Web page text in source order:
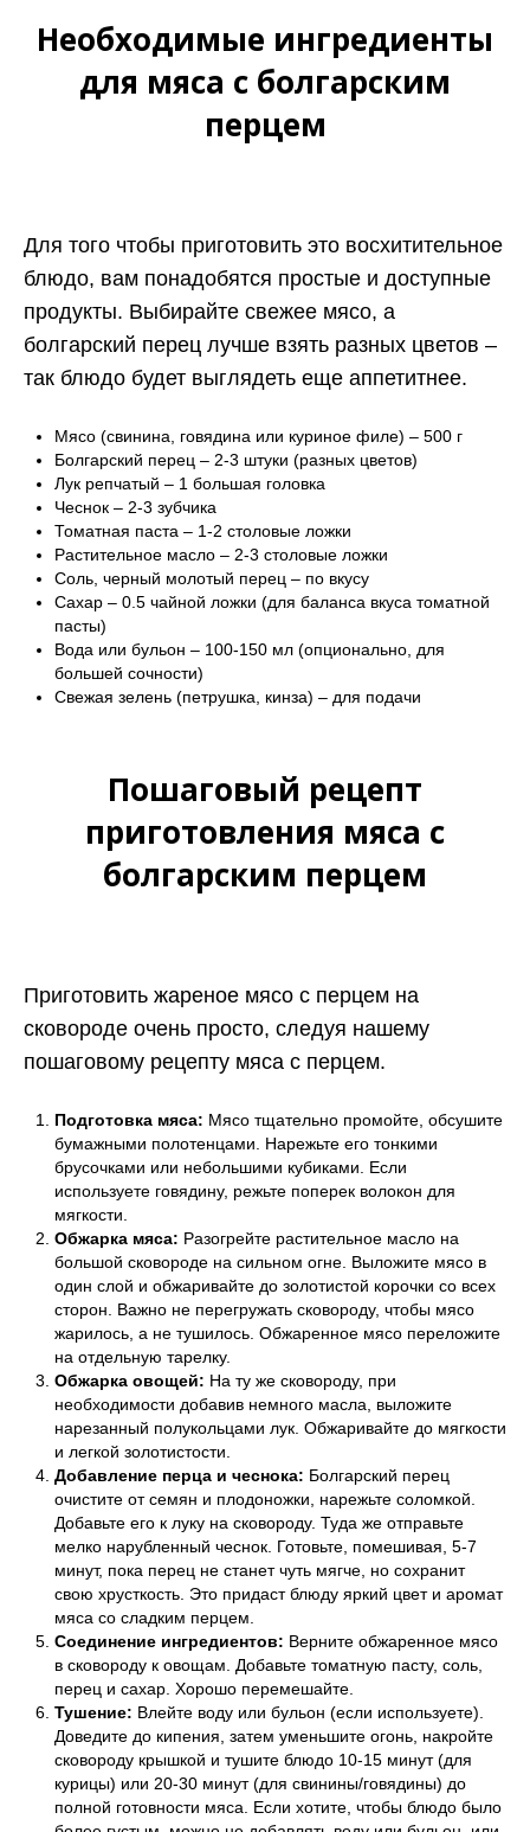
Необходимые ингредиенты
для мяса с болгарским
перцем
Для того чтобы приготовить это восхитительное
блюдо, вам понадобятся простые и доступные
продукты. Выбирайте свежее мясо, а
болгарский перец лучше взять разных цветов –
так блюдо будет выглядеть еще аппетитнее.
Мясо (свинина, говядина или куриное филе) – 500 г
Болгарский перец – 2-3 штуки (разных цветов)
Лук репчатый – 1 большая головка
Чеснок – 2-3 зубчика
Томатная паста – 1-2 столовые ложки
Растительное масло – 2-3 столовые ложки
Соль, черный молотый перец – по вкусу
Сахар – 0.5 чайной ложки (для баланса вкуса томатной
пасты)
Вода или бульон – 100-150 мл (опционально, для
большей сочности)
Свежая зелень (петрушка, кинза) – для подачи
Пошаговый рецепт
приготовления мяса с
болгарским перцем
Приготовить жареное мясо с перцем на
сковороде очень просто, следуя нашему
пошаговому рецепту мяса с перцем.
Подготовка мяса: Мясо тщательно промойте, обсушите
бумажными полотенцами. Нарежьте его тонкими
брусочками или небольшими кубиками. Если
используете говядину, режьте поперек волокон для
мягкости.
Обжарка мяса: Разогрейте растительное масло на
большой сковороде на сильном огне. Выложите мясо в
один слой и обжаривайте до золотистой корочки со всех
сторон. Важно не перегружать сковороду, чтобы мясо
жарилось, а не тушилось. Обжаренное мясо переложите
на отдельную тарелку.
Обжарка овощей: На ту же сковороду, при
необходимости добавив немного масла, выложите
нарезанный полукольцами лук. Обжаривайте до мягкости
и легкой золотистости.
Добавление перца и чеснока: Болгарский перец
очистите от семян и плодоножки, нарежьте соломкой.
Добавьте его к луку на сковороду. Туда же отправьте
мелко нарубленный чеснок. Готовьте, помешивая, 5-7
минут, пока перец не станет чуть мягче, но сохранит
свою хрусткость. Это придаст блюду яркий цвет и аромат
мяса со сладким перцем.
Соединение ингредиентов: Верните обжаренное мясо
в сковороду к овощам. Добавьте томатную пасту, соль,
перец и сахар. Хорошо перемешайте.
Тушение: Влейте воду или бульон (если используете).
Доведите до кипения, затем уменьшите огонь, накройте
сковороду крышкой и тушите блюдо 10-15 минут (для
курицы) или 20-30 минут (для свинины/говядины) до
полной готовности мяса. Если хотите, чтобы блюдо было